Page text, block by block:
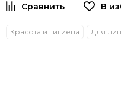
В
Красота и Гигиена Для